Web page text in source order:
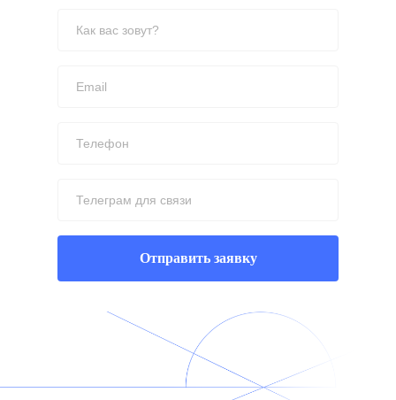
Отправить заявку